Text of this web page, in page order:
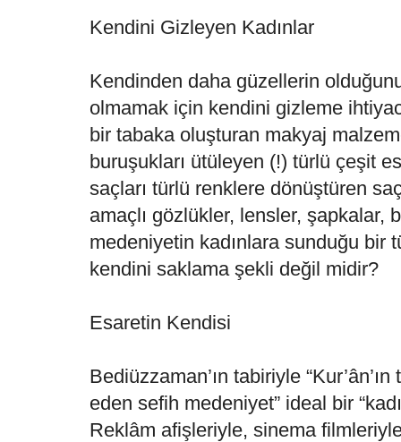
Kendini Gizleyen Kadınlar
Kendinden daha güzellerin
olmamak için kendini gizleme
bir tabaka oluşturan makyaj
buruşukları ütüleyen (!) türlü çeşit
saçları türlü renklere dönüştüren
amaçlı gözlükler, lensler, şapkalar,
medeniyetin kadınlara sunduğu bir
kendini saklama şekli değil midir?
Esaretin Kendisi
Bediüzzaman’ın tabiriyle
eden sefih medeniyet” ideal bir
Reklâm afişleriyle, sinema